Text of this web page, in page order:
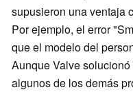
supusieron una ventaja
Por ejemplo, el error
que el modelo del
Aunque Valve
algunos de los demás